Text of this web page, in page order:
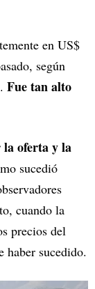
en US$
según
Fue tan alto
la oferta y la
sucedió
cuando la
precios del
haber sucedido.